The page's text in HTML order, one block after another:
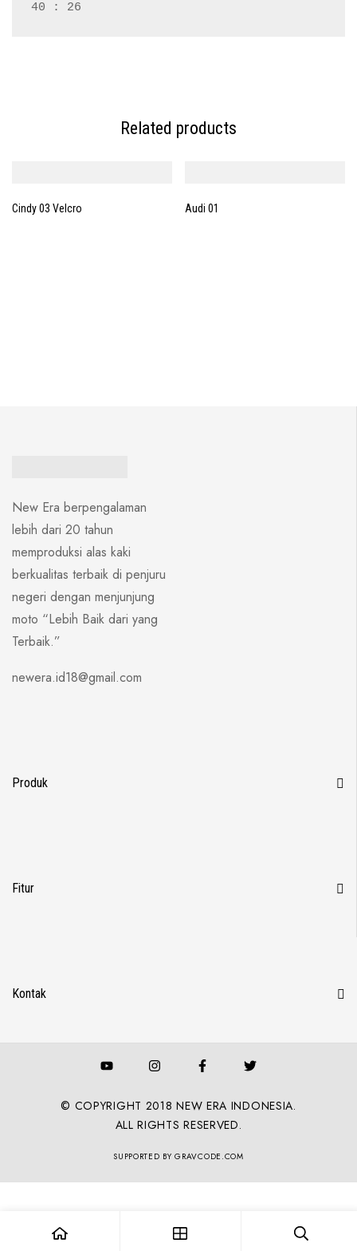
40 : 26
Related products
Cindy 03 Velcro Audi 01
New Era berpengalaman
lebih dari 20 tahun
memproduksi alas kaki
berkualitas terbaik di penjuru
negeri dengan menjunjung
moto “Lebih Baik dari yang
Terbaik.”
newera.id18@gmail.com
Produk
Fitur
Kontak
© COPYRIGHT 2018 NEW ERA INDONESIA.
ALL RIGHTS RESERVED.
SUPPORTED BY GRAVCODE.COM